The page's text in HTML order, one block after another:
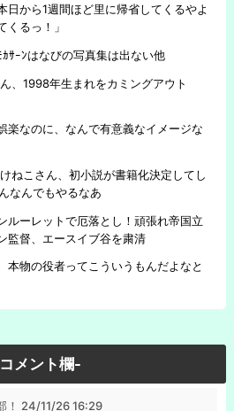
日から1週間ほど里に帰省してくるやよ
くるっ！」
ｶｻｰﾝはなびの写真集は出ない他
、1998年生まれをカミングアウト
楽なのに、なんで有意義なイメージな
ねこさん、初小説が書籍化決定してし
なんでもやるなあ
ルーレットで厄落とし！頑張れ帝国立
監督、エースイブ谷を粛清
本物の役者ってこういうもんだよなと
メント欄-
！ 24/11/26 16:29